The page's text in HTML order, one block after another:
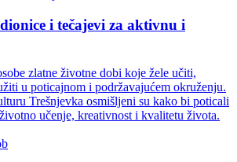
i tečajevi za aktivnu i
zlatne životne dobi koje žele učiti,
u poticajnom i podržavajućem okruženju.
Trešnjevka osmišljeni su kako bi poticali
učenje, kreativnost i kvalitetu života.